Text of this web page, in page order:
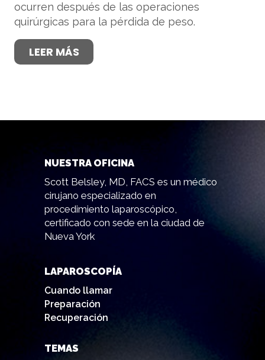
ocurren después de las operaciones
quirúrgicas para la pérdida de peso.
LEER MÁS
NUESTRA OFICINA
Scott Belsley, MD, FACS es un médico
cirujano especializado en
procedimiento laparoscópico,
certificado con sede en la ciudad de
Nueva York
LAPAROSCOPÍA
Cuando llamar
Preparación
Recuperación
TEMAS